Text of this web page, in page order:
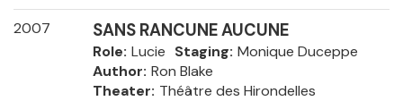
2007 SANS RANCUNE AUCUNE
Role Lucie Staging Monique Duceppe
Author Ron Blake
Theater Théâtre des Hirondelles